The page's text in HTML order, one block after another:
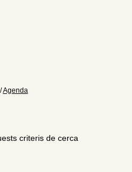
Agenda
criteris de cerca